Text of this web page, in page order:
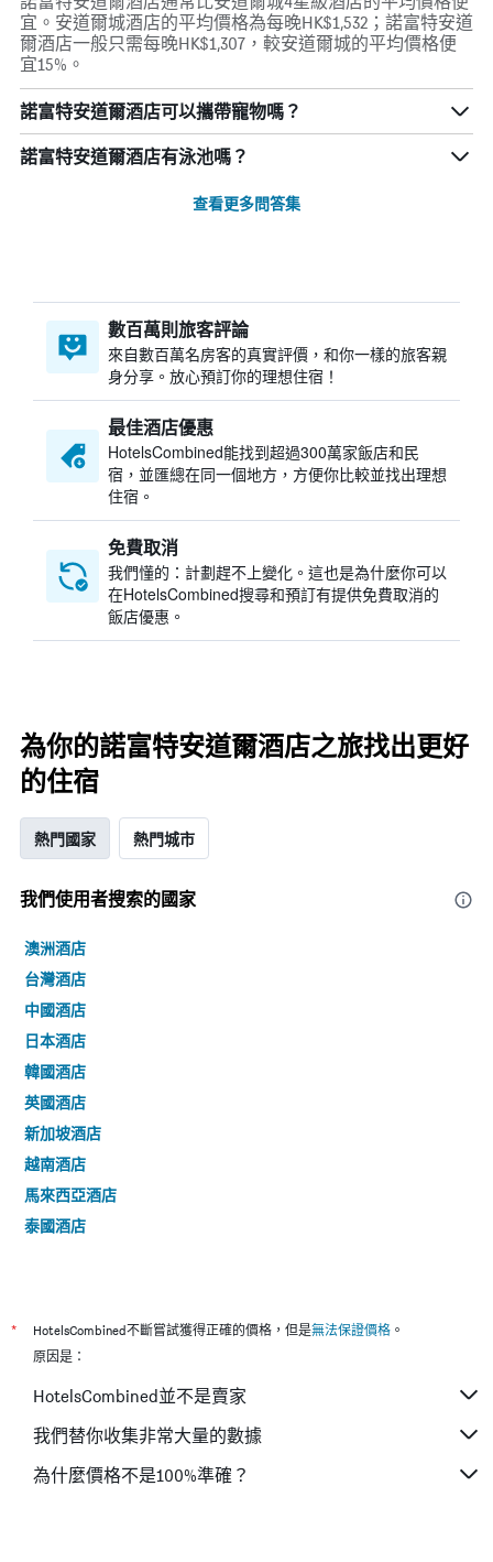
宜。安道爾城酒店的平均價格為每晚HK$1,532；諾富特安道
爾酒店一般只需每晚HK$1,307，較安道爾城的平均價格便
宜15%。
諾富特安道爾酒店可以攜帶寵物嗎？
諾富特安道爾酒店有泳池嗎？
查看更多問答集
數百萬則旅客評論
來自數百萬名房客的真實評價，和你一樣的旅客親
身分享。放心預訂你的理想住宿！
最佳酒店優惠
HotelsCombined​能找到超過300萬家飯店和民
宿，並匯總在同一個地方，方便你比較並找出理想
住宿。
免費取消
我們懂的：計劃趕不上變化。這也是為什麼你可以
在HotelsCombined搜尋和預訂有提供免費取消的
飯店優惠。
為你的諾富特安道爾酒店之旅找出更好
的住宿
熱門國家 熱門城市
我們使用者搜索的國家
澳洲酒店
台灣酒店
中國酒店
日本酒店
韓國酒店
英國酒店
新加坡酒店
越南酒店
馬來西亞酒店
泰國酒店
* HotelsCombined不斷嘗試獲得正確的價格，但是無法保證價格 。
原因是：
HotelsCombined並不是賣家
我們替你收集非常大量的數據
為什麼價格不是100%準確？